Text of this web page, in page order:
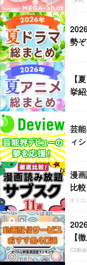
勢ぞ
【
挙紹
芸
ィ
漫
比較
オリコ
【
CS動